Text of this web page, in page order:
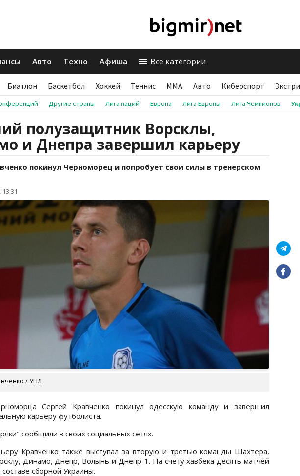
Авто Техно Афиша Все категории
Биатлон Баскетбол Хоккей Теннис ММА Авто Киберспорт
Другие страны Лига наций Европа Лига Европы Лига Чемпионов
полузащитник Ворсклы,
и Днепра завершил карьеру
покинул Черноморец и попробует свои силы в тренерском
/ УПЛ
Сергей Кравченко покинул одесскую команду и завершил
карьеру футболиста.
сообщили в своих социальных сетях.
Кравченко также выступал за вторую и третью команды Шахтера,
Динамо, Днепр, Волынь и Днепр-1. На счету хавбека десять матчей
сборной Украины.